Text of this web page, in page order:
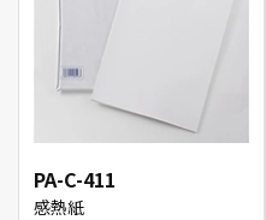
PA-C-411
感熱紙